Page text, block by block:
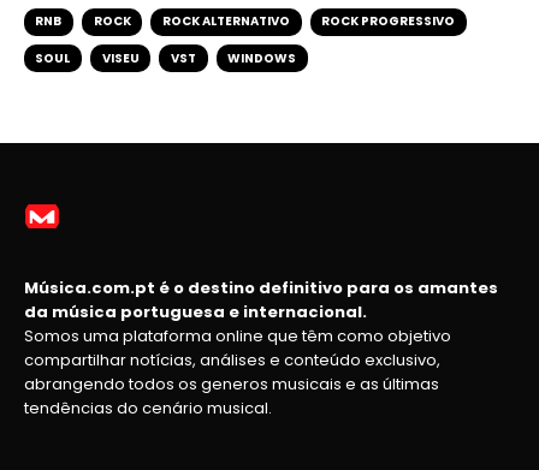
RNB ROCK ROCK ALTERNATIVO ROCK PROGRESSIVO
SOUL VISEU VST WINDOWS
Música.com.pt é o destino definitivo para os amantes
da música portuguesa e internacional.
Somos uma plataforma online que têm como objetivo
compartilhar notícias, análises e conteúdo exclusivo,
abrangendo todos os generos musicais e as últimas
tendências do cenário musical.